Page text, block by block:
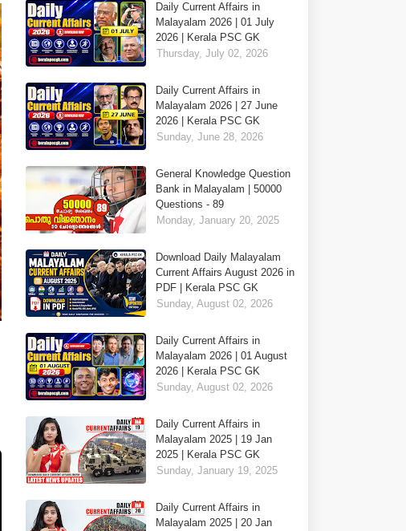
Daily Current Affairs in
Malayalam 2026 | 01 July
2026 | Kerala PSC GK
Thursday, July 02, 2026
Daily Current Affairs in
Malayalam 2026 | 27 June
2026 | Kerala PSC GK
Sunday, June 28, 2026
General Knowledge Question
Bank in Malayalam | 50000
Questions - 89
Monday, January 20, 2025
Download Daily Malayalam
Current Affairs August 2026 in
PDF | Kerala PSC GK
Sunday, August 02, 2026
Daily Current Affairs in
Malayalam 2026 | 01 August
2026 | Kerala PSC GK
Sunday, August 02, 2026
Daily Current Affairs in
Malayalam 2025 | 19 Jan
2025 | Kerala PSC GK
Sunday, January 19, 2025
Daily Current Affairs in
Malayalam 2025 | 20 Jan